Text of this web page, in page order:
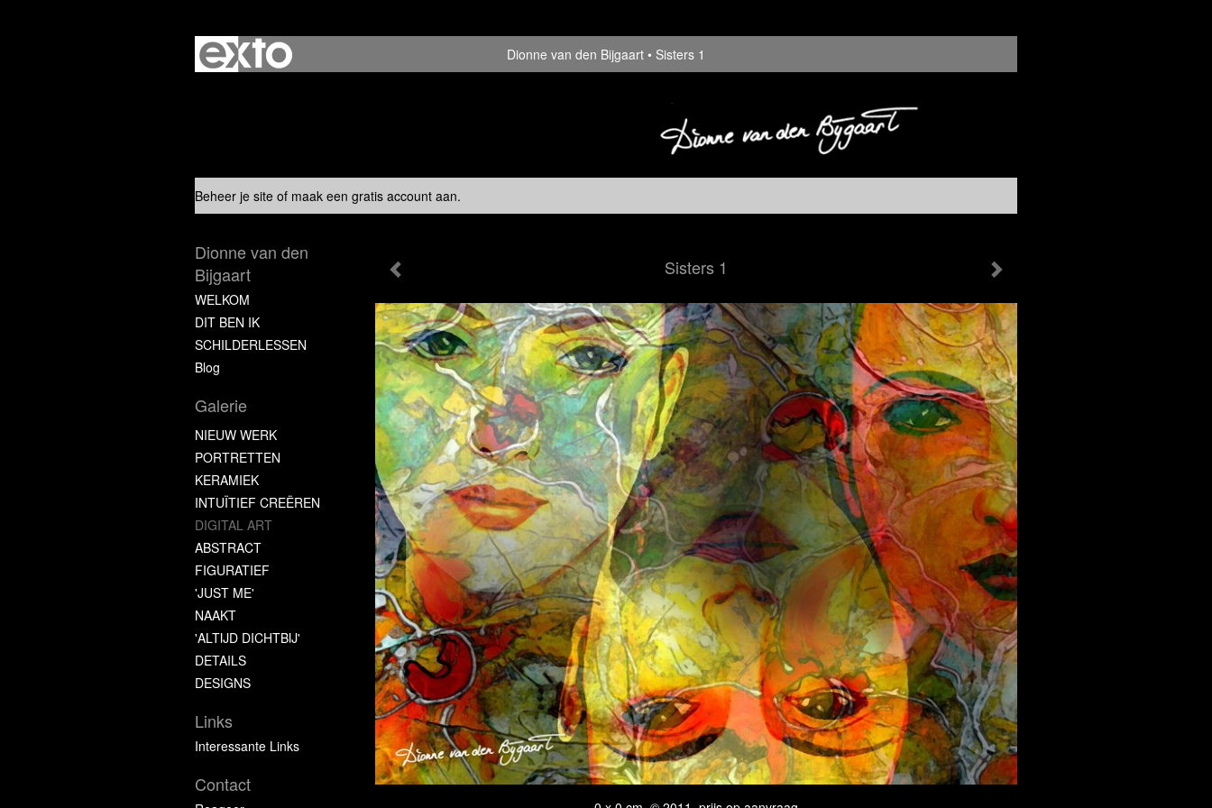
Dionne van den Bijgaart Sisters 1
Beheer je site of maak een gratis account aan.
Sisters 1
Dionne van den
Bijgaart
WELKOM
DIT BEN IK
SCHILDERLESSEN
Blog
Galerie
NIEUW WERK
PORTRETTEN
KERAMIEK
INTUÏTIEF CREËREN
DIGITAL ART
ABSTRACT
FIGURATIEF
'JUST ME'
NAAKT
'ALTIJD DICHTBIJ'
DETAILS
DESIGNS
Links
Interessante Links
Contact